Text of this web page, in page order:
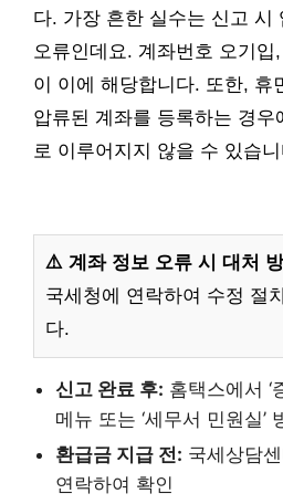
다. 가장 흔한 실수는 신고 시
오류인데요. 계좌번호 오기입
이 이에 해당합니다. 또한, 휴
압류된 계좌를 등록하는 경우
로 이루어지지 않을 수 있습
⚠️ 계좌 정보 오류 시 대처
국세청에 연락하여 수정 절
다.
신고 완료 후: 홈택스에서 ‘
메뉴 또는 ‘세무서 민원실’
환급금 지급 전: 국세상담
연락하여 확인